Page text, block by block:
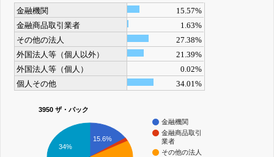
金融機関
15.57%
金融商品取引業者
1.63%
その他の法人
27.38%
外国法人等（個人以外）
21.39%
外国法人等（個人）
0.02%
個人その他
34.01%
3950 ザ・パック
金融機関
金融商品取引
業者
その他の法人
15.6%
34%